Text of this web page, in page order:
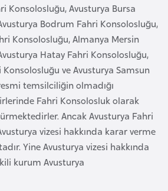
Konsolosluğu, Avusturya Bursa
Bodrum Fahri Konsolosluğu,
Konsolosluğu, Almanya Mersin
Hatay Fahri Konsolosluğu,
ve Avusturya Samsun
temsilciliğin olmadığı
Fahri Konsolosluk olarak
Ancak Avusturya Fahri
vizesi hakkında karar verme
Yine Avusturya vizesi hakkında
kurum Avusturya